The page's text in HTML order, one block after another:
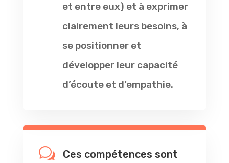
et entre eux) et à exprimer
clairement leurs besoins, à
se positionner et
développer leur capacité
d’écoute et d’empathie.
w
Ces compétences sont